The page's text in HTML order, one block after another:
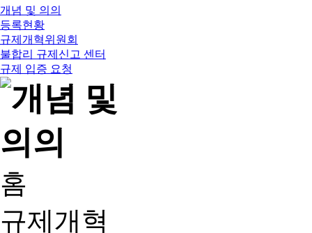
개념 및 의의
등록현황
규제개혁위원회
불합리 규제신고 센터
규제 입증 요청
홈
규제개혁